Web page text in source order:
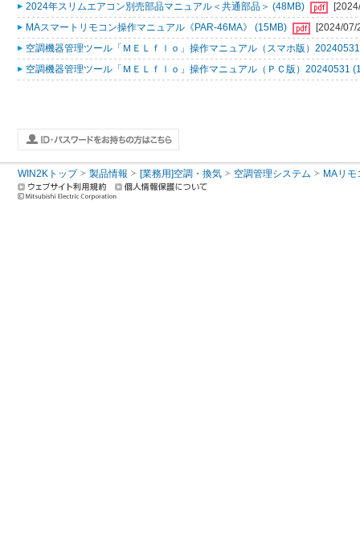
2024年スリムエアコン別売部品マニュアル＜共通部品＞ (48MB)
MAスマートリモコン操作マニュアル《PAR-46MA》 (15MB)
[2024/07/
空調機器管理ツール「ＭＥＬｆｌｏ」操作マニュアル（スマホ版）
空調機器管理ツール「ＭＥＬｆｌｏ」操作マニュアル（ＰＣ版）20240531
WIN2Kトップ 製品情報 [業務用]空調・換気 空調管理システム MAリモ